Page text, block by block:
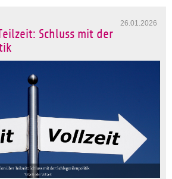
26.01.2026
Schluss mit der